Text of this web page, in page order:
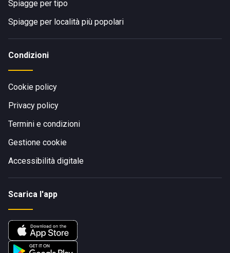
Spiagge per tipo
Spiagge per località più popolari
Condizioni
Cookie policy
Privacy policy
Termini e condizioni
Gestione cookie
Accessibilità digitale
Scarica l'app